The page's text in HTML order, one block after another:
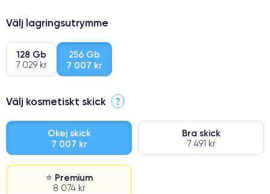
Välj lagringsutrymme
128 Gb
7 029 kr
256 Gb
7 007 kr
Välj kosmetiskt skick ?
Okej skick
7 007 kr
Bra skick
7 491 kr
⭐ Premium
8 074 kr